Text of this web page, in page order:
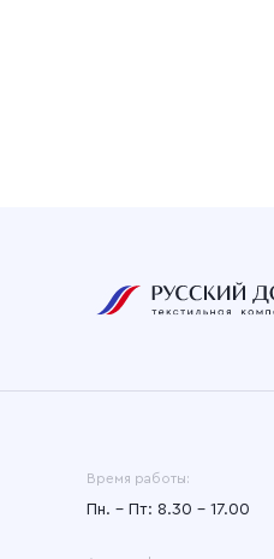
Время работы:
Пн. – Пт: 8.30 – 17.00